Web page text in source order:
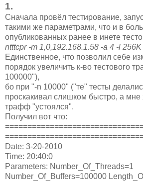
1.
Сначала провёл тестирование,
такими же параметрами, что и в
опубликованных ранее в инете
ntttcpr -m 1,0,192.168.1.58 -a 4 -l
Единственное, что позволил себе
порядок увеличить к-во тестового
100000"),
бо при "-n 10000" ("те" тесты
проскакивал слишком быстро, а мне
трафф "устоялся".
Получил вот что:
Date: 3-20-2010
Time: 20:40:0
Parameters: Number_Of_Threads=1
Number_Of_Buffers=100000